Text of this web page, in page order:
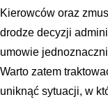
Kierowców oraz
drodze decyzji
umowie
Warto zatem
uniknąć sytuacji, w